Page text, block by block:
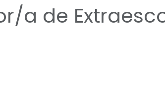
a de